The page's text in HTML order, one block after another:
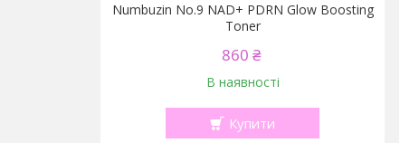
Numbuzin No.9 NAD+ PDRN Glow Boosting
Toner
860 ₴
В наявності
Купити